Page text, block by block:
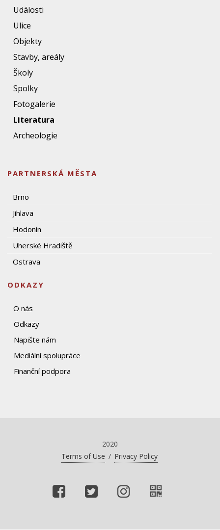
Události
Ulice
Objekty
Stavby, areály
Školy
Spolky
Fotogalerie
Literatura
Archeologie
PARTNERSKÁ MĚSTA
Brno
Jihlava
Hodonín
Uherské Hradiště
Ostrava
ODKAZY
O nás
Odkazy
Napište nám
Mediální spolupráce
Finanční podpora
2020
Terms of Use / Privacy Policy